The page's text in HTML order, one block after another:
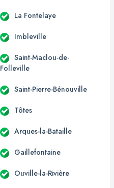
La Fontelaye
Imbleville
Saint-Maclou-de-
Folleville
Saint-Pierre-Bénouville
Tôtes
Arques-la-Bataille
Gaillefontaine
Ouville-la-Rivière